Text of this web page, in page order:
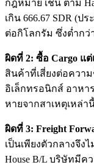
กฎหมาย เช่น ตาม
เกิน 666.67 SDR (ป
ต่อกิโลกรัม ซึ่งต่ำก
ผิดที่ 2: ซื้อ Cargo แต่
สินค้าที่เสี่ยงต่อควา
อิเล็กทรอนิกส์ อาหา
หายจากสาเหตุเหล่า
ผิดที่ 3: Freight
เป็นเพียงตัวกลางจึ
House B/L บริษัทมีค